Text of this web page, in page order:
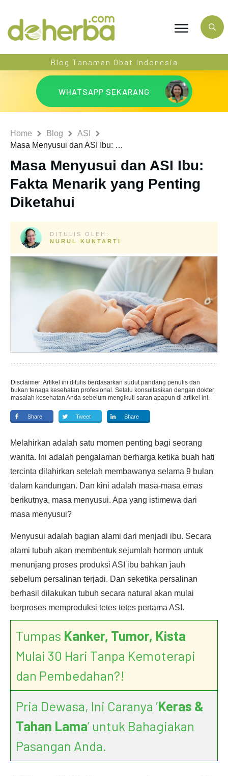
Blog Tanaman Obat Indonesia
WHATSAPP SEKARANG
Home Blog
ASI
Masa Menyusui dan ASI Ibu: Fakta Menarik yang Penting Diketahui
Masa Menyusui dan ASI Ibu:
Fakta Menarik yang Penting
Diketahui
DITULIS OLEH:
NURUL KUNTARTI
Disclaimer: Artikel ini ditulis berdasarkan sudut pandang penulis dan
bukan tenaga kesehatan profesional. Selalu konsultasikan dengan dokter
masalah kesehatan Anda sebelum mengikuti saran apapun di artikel ini.
Share Tweet Share
Melahirkan adalah satu momen penting bagi seorang
wanita. Ini adalah pengalaman berharga ketika buah hati
tercinta dilahirkan setelah membawanya selama 9 bulan
dalam kandungan. Dan kini adalah masa-masa emas
berikutnya, masa menyusui. Apa yang istimewa dari
masa menyusui?
Menyusui adalah bagian alami dari menjadi ibu. Secara
alami tubuh akan membentuk sejumlah hormon untuk
menunjang proses produksi ASI ibu bahkan jauh
sebelum persalinan terjadi. Dan seketika persalinan
berhasil dilakukan tubuh secara natural akan mulai
berproses memproduksi tetes tetes pertama ASI.
Tumpas Kanker, Tumor, Kista
Mulai 30 Hari Tanpa Kemoterapi
dan Pembedahan?!
Pria Dewasa, Ini Caranya ‘Keras &
Tahan Lama’ untuk Bahagiakan
Pasangan Anda.